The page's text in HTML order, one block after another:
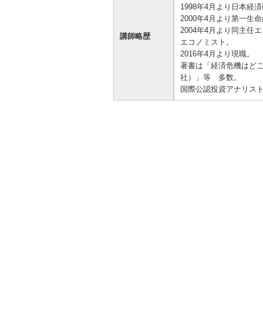
講師略歴
1998年4月より日本経
2000年4月より第一生
2004年4月より同主任
エコノミスト。
2016年4月より現職。
著書は「経済危機はど
社）」等 多数。
国際公認投資アナリス